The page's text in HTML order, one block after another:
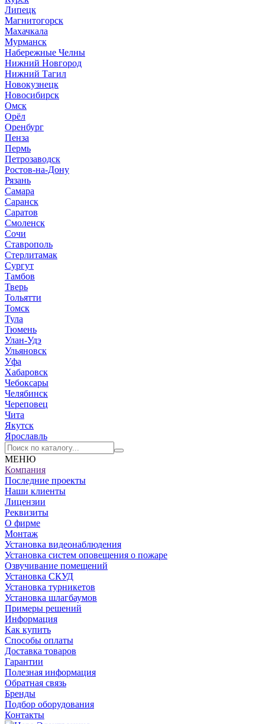
Липецк
Магнитогорск
Махачкала
Мурманск
Набережные Челны
Нижний Новгород
Нижний Тагил
Новокузнецк
Новосибирск
Омск
Орёл
Оренбург
Пенза
Пермь
Петрозаводск
Ростов-на-Дону
Рязань
Самара
Саранск
Саратов
Смоленск
Сочи
Ставрополь
Стерлитамак
Сургут
Тамбов
Тверь
Тольятти
Томск
Тула
Тюмень
Улан-Удэ
Ульяновск
Уфа
Хабаровск
Чебоксары
Челябинск
Череповец
Чита
Якутск
Ярославль
МЕНЮ
Компания
Последние проекты
Наши клиенты
Лицензии
Реквизиты
О фирме
Монтаж
Установка видеонаблюдения
Установка систем оповещения о пожаре
Озвучивание помещений
Установка СКУД
Установка турникетов
Установка шлагбаумов
Примеры решений
Информация
Как купить
Способы оплаты
Доставка товаров
Гарантии
Полезная информация
Обратная связь
Бренды
Подбор оборудования
Контакты